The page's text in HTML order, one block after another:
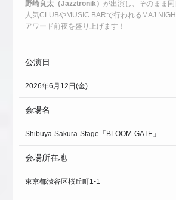
野崎良太（Jazztronik） が出演し、そのまま
人気CLUBやMUSIC BARで行われるMAJ
アワード前夜を盛り上げます！
公演日
2026年6月12日(金)
会場名
Shibuya Sakura Stage「BLOOM GATE」
会場所在地
東京都渋谷区桜丘町1-1